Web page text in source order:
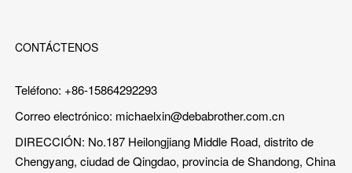
CONTÁCTENOS
Teléfono: +86-15864292293
Correo electrónico: michaelxin@debabrother.com.cn
DIRECCIÓN: No.187 Heilongjiang Middle Road, distrito de
Chengyang, ciudad de Qingdao, provincia de Shandong, China